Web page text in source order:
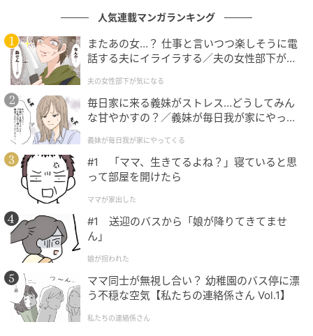
エキサイトニュース
エキサイトニュース
人気連載マンガランキング
またあの女…？ 仕事と言いつつ楽しそうに電
話する夫にイライラする／夫の女性部下が気
夫の女性部下が気になる
毎日家に来る義妹がストレス…どうしてみん
な甘やかすの？／義妹が毎日我が家にやって
が】
義妹が毎日我が家にやってくる
#1 「ママ、生きてるよね？」寝ていると思
って部屋を開けたら
ママが家出した
#1 送迎のバスから「娘が降りてきてませ
ん」
娘が拐われた
ママ同士が無視し合い？ 幼稚園のバス停に漂
う不穏な空気【私たちの連絡係さん Vol.1】
私たちの連絡係さん